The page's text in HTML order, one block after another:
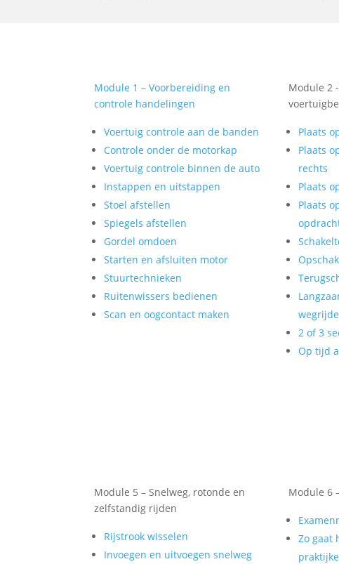
Module 1 – Voorbereiding en
controle handelingen
Voertuig controle aan de banden
Controle onder de motorkap
Voertuig controle binnen de auto
Instappen en uitstappen
Stoel afstellen
Spiegels afstellen
Gordel omdoen
Starten en afsluiten motor
Stuurtechnieken
Ruitenwissers bedienen
Scan en oogcontact maken
Module 2
Plaats
Plaats
rechts
Plaats
Plaats
2 of 3
Op tijd
Module 5 – Snelweg, rotonde en
zelfstandig rijden
Rijstrook wisselen
Invoegen en uitvoegen snelweg
Module 6
Zo gaat